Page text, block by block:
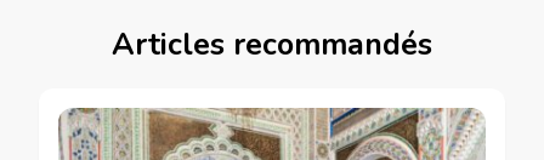
Articles recommandés